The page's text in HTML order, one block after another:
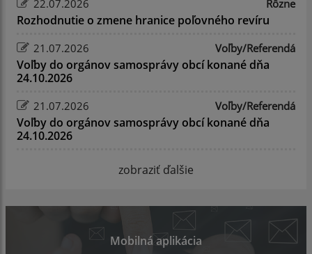
22.07.2026 Rôzne
Rozhodnutie o zmene hranice poľovného revíru
21.07.2026 Voľby/Referendá
Voľby do orgánov samosprávy obcí konané dňa
24.10.2026
21.07.2026 Voľby/Referendá
Voľby do orgánov samosprávy obcí konané dňa
24.10.2026
zobraziť ďalšie
Mobilná aplikácia